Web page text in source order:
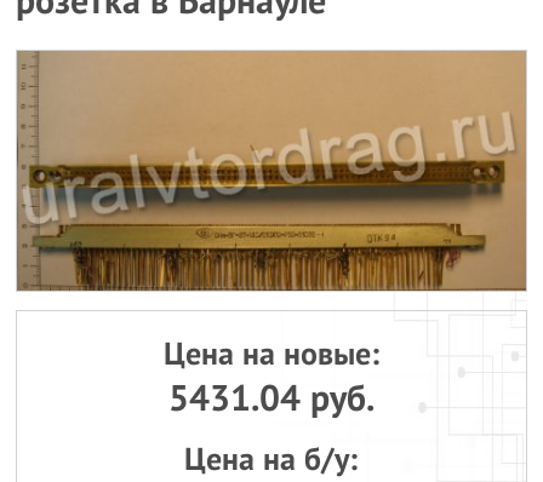
Цена на новые:
5431.04 руб.
Цена на б/у: